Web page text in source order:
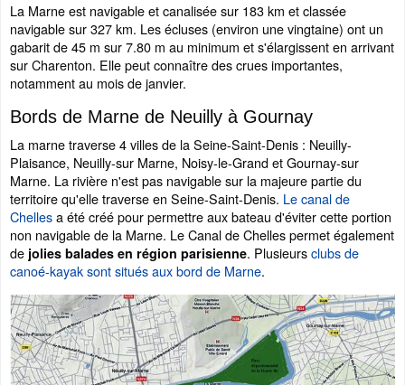
La Marne est navigable et canalisée sur 183 km et classée
navigable sur 327 km. Les écluses (environ une vingtaine) ont un
gabarit de 45 m sur 7.80 m au minimum et s'élargissent en arrivant
sur Charenton. Elle peut connaître des crues importantes,
notamment au mois de janvier.
Bords de Marne de Neuilly à Gournay
La marne traverse 4 villes de la Seine-Saint-Denis : Neuilly-
Plaisance, Neuilly-sur Marne, Noisy-le-Grand et Gournay-sur
Marne. La rivière n'est pas navigable sur la majeure partie du
territoire qu'elle traverse en Seine-Saint-Denis. Le canal de
Chellesa été créé pour permettre aux bateau d'éviter cette portion
non navigable de la Marne. Le Canal de Chelles permet également
de jolies balades en région parisienne. Plusieursclubs de
canoé-kayak sont situés aux bord de Marne.